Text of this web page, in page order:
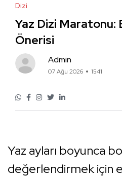
Dizi
Yaz Dizi Maratonu:
Önerisi
Admin
07 Ağu 2026 1541
Yaz ayları boyunca
değerlendirmek için